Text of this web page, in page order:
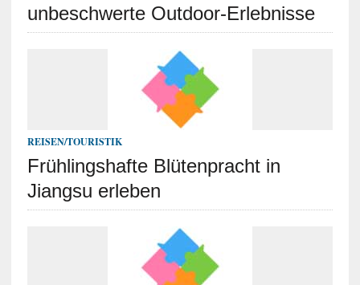
unbeschwerte Outdoor-Erlebnisse
REISEN/TOURISTIK
Frühlingshafte Blütenpracht in
Jiangsu erleben